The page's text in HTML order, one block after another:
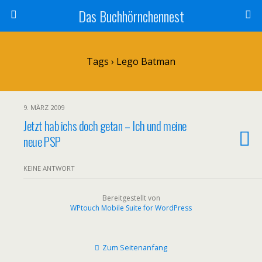
Das Buchhörnchennest
Tags › Lego Batman
9. MÄRZ 2009
Jetzt hab ichs doch getan – Ich und meine
neue PSP
KEINE ANTWORT
Bereitgestellt von
WPtouch Mobile Suite for WordPress
Zum Seitenanfang